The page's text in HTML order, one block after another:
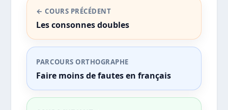
← COURS PRÉCÉDENT
Les consonnes doubles
PARCOURS ORTHOGRAPHE
Faire moins de fautes en français